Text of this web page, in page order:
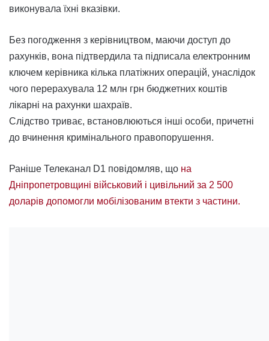
виконувала їхні вказівки.
Без погодження з керівництвом, маючи доступ до
рахунків, вона підтвердила та підписала електронним
ключем керівника кілька платіжних операцій, унаслідок
чого перерахувала 12 млн грн бюджетних коштів
лікарні на рахунки шахраїв.
Слідство триває, встановлюються інші особи, причетні
до вчинення кримінального правопорушення.
Раніше Телеканал D1 повідомляв, що на
Дніпропетровщині військовий і цивільний за 2 500
доларів допомогли мобілізованим втекти з частини.